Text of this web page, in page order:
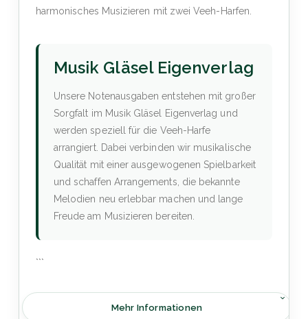
harmonisches Musizieren mit zwei Veeh-Harfen.
Musik Gläsel Eigenverlag
Unsere Notenausgaben entstehen mit großer
Sorgfalt im Musik Gläsel Eigenverlag und
werden speziell für die Veeh-Harfe
arrangiert. Dabei verbinden wir musikalische
Qualität mit einer ausgewogenen Spielbarkeit
und schaffen Arrangements, die bekannte
Melodien neu erlebbar machen und lange
Freude am Musizieren bereiten.
```
Mehr Informationen